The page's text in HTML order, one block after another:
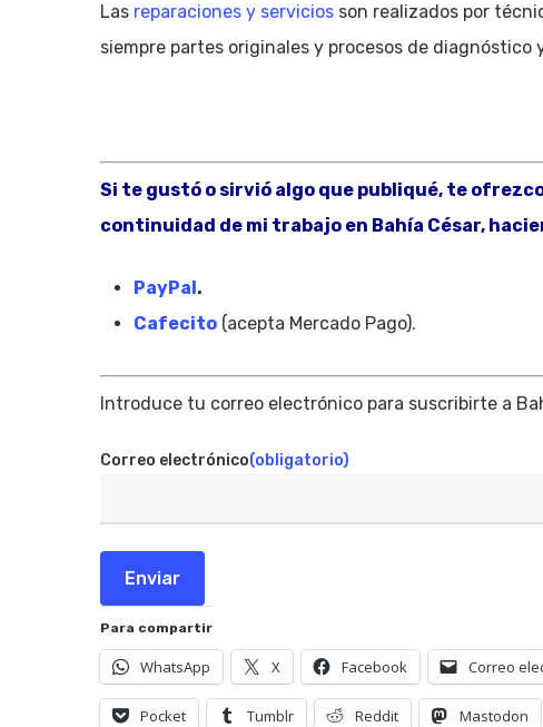
Las reparaciones y servicios son realizados por
siempre partes originales y procesos de diagnóstico
Si te gustó o sirvió algo que publiqué, te
continuidad de mi trabajo en Bahía César,
PayPal.
Cafecito (acepta Mercado Pago).
Introduce tu correo electrónico para suscribirte a
Correo electrónico(obligatorio)
Enviar
Para compartir
WhatsApp X Facebook Correo
Pocket Tumblr Reddit Mastodon